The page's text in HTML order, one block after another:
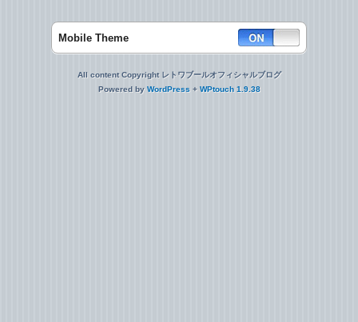
Mobile Theme
All content Copyright レトワブールオフィシャルブログ
Powered by WordPress + WPtouch 1.9.38